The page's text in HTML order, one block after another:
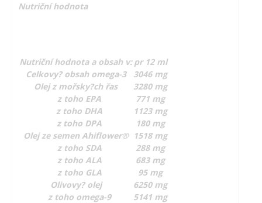
Nutriční hodnota
Nutriční hodnota a obsah v: pr 12 ml
Celkovy? obsah omega-3
3046 mg
Olej z mořsky?ch řas
3280 mg
z toho EPA
771 mg
z toho DHA
1123 mg
z toho DPA
180 mg
Olej ze semen Ahiflower®
1518 mg
z toho SDA
288 mg
z toho ALA
683 mg
z toho GLA
95 mg
Olivovy? olej
6250 mg
z toho omega-9
5141 mg